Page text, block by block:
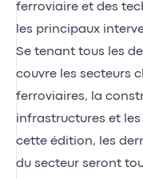
ferroviaire et des
les principaux
Se tenant tous les
couvre les secteurs
ferroviaires, la
infrastructures et
cette édition, les
du secteur seront